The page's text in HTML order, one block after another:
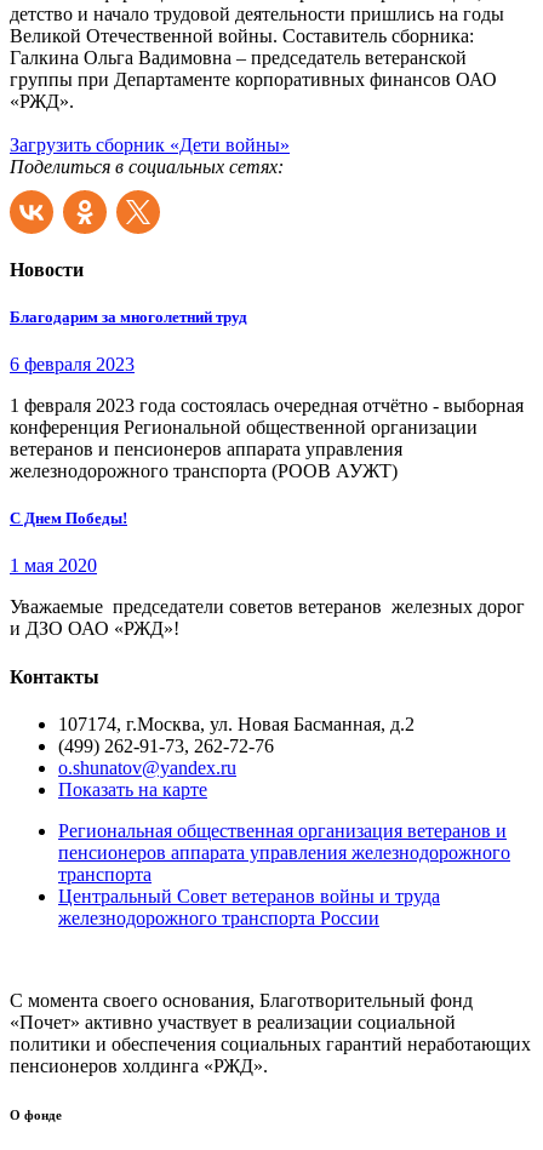
детство и начало трудовой деятельности пришлись на годы
Великой Отечественной войны. Составитель сборника:
Галкина Ольга Вадимовна – председатель ветеранской
группы при Департаменте корпоративных финансов ОАО
«РЖД».
Загрузить сборник «Дети войны»
Поделиться в социальных сетях:
Новости
Благодарим за многолетний труд
6 февраля 2023
1 февраля 2023 года состоялась очередная отчётно - выборная
конференция Региональной общественной организации
ветеранов и пенсионеров аппарата управления
железнодорожного транспорта (РООВ АУЖТ)
С Днем Победы!
1 мая 2020
Уважаемые председатели советов ветеранов железных дорог
и ДЗО ОАО «РЖД»!
Контакты
107174, г.Москва, ул. Новая Басманная, д.2
(499) 262-91-73, 262-72-76
o.shunatov@yandex.ru
Показать на карте
Региональная общественная организация ветеранов и
пенсионеров аппарата управления железнодорожного
транспорта
Центральный Совет ветеранов войны и труда
железнодорожного транспорта России
С момента своего основания, Благотворительный фонд
«Почет» активно участвует в реализации социальной
политики и обеспечения социальных гарантий неработающих
пенсионеров холдинга «РЖД».
О фонде